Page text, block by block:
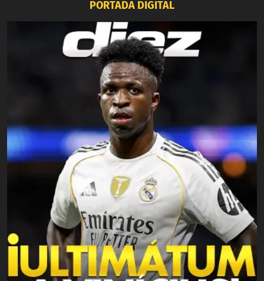
PORTADA DIGITAL